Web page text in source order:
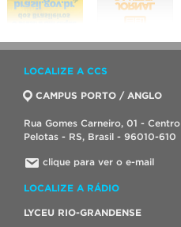
LOCALIZE A CCS
CAMPUS PORTO / ANGLO
Rua Gomes Carneiro, 01 - Centro
Pelotas - RS, Brasil - 96010-610
clique para ver o e-mail
LOCALIZE A RÁDIO
LYCEU RIO-GRANDENSE